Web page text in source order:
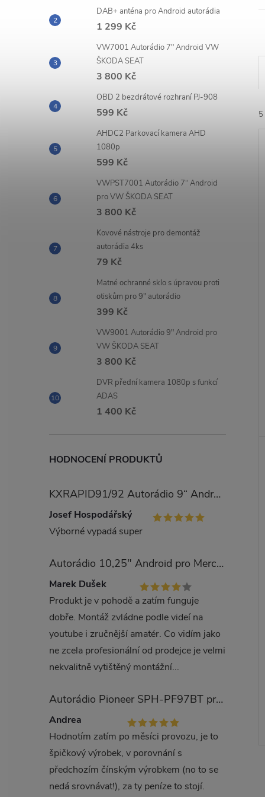
e
l
DAB+ anténa pro Android autorádia
1 299 Kč
VW7001 Autorádio 7" Android VW
ŠKODA SEAT
3 800 Kč
OBD 2 bezdrátové rozhraní PJ-908
599 Kč
AHDC2 Parkovací kamera AHD
1080p
599 Kč
VWPST7001 Autorádio 7“ Android
pro VW ŠKODA SEAT
3 800 Kč
Kovové nástroje pro demontáž
autorádia 4ks
79 Kč
Matné ochranné sklo s úpravou proti
otiskům pro 9" autorádio
399 Kč
VW9001 Autorádio 9" Android pro
VW ŠKODA SEAT
3 800 Kč
DVR přední kamera 1080p s funkcí
ADAS
1 400 Kč
HODNOCENÍ PRODUKTŮ
KXRAPID91/92 Autorádio 9“ Android pro Škoda Rapid
Josef Hospodářský
Výborné vypadá super
Autorádio 10,25" Android pro Mercedes Benz třída E W212
Marek Dušek
Produkt je v pohodě a zatím funguje
dobře. Montáž zvládne podle videí na
youtube i zručnější amatér. Co vidím jako
ne zcela profesionální od prodejce je velmi
nekvalitně vytištěný montážní...
Autorádio Pioneer SPH-PF97BT pro Kia Carens
Andrea
Hodnotím zatím po měsíci provozu, je to
špičkový výrobek, v porovnání s
předchozím čínským výrobkem (no to se
nedá srovnávat!), za ty peníze to stojí.
5